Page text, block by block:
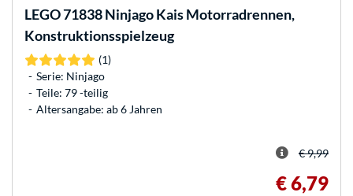
LEGO71838 Ninjago Kais Motorradrennen,
Konstruktionsspielzeug
(1)
Serie: Ninjago
Teile: 79 -teilig
Altersangabe: ab 6 Jahren
€ 9,99
€ 6,79